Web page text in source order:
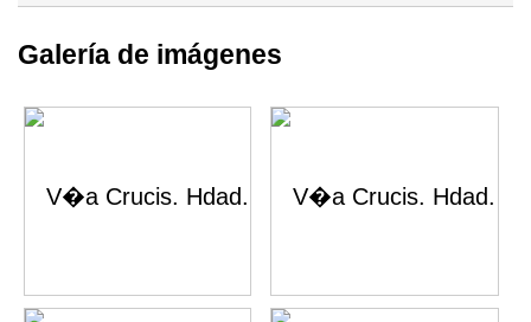
Galería de imágenes